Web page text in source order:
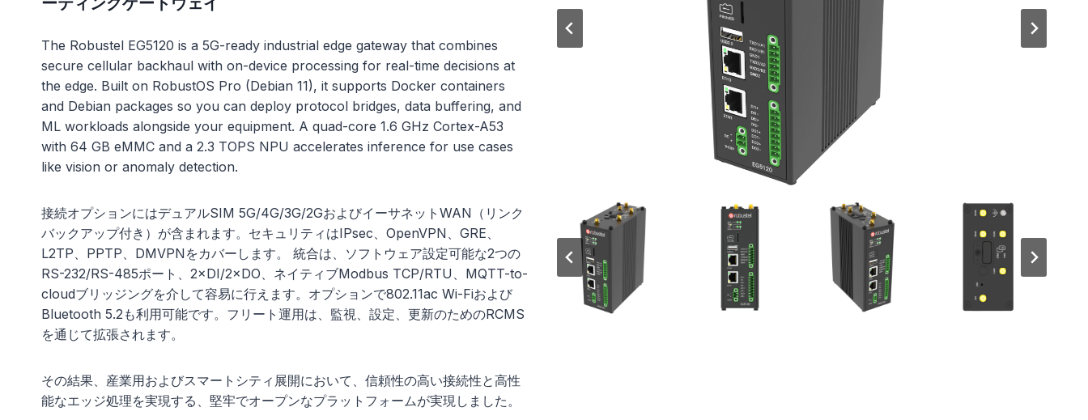
The Robustel EG5120 is a 5G-ready industrial edge gateway that combines
secure cellular backhaul with on-device processing for real-time decisions at
the edge. Built on RobustOS Pro (Debian 11), it supports Docker containers
and Debian packages so you can deploy protocol bridges, data buffering, and
ML workloads alongside your equipment. A quad-core 1.6 GHz Cortex-A53
with 64 GB eMMC and a 2.3 TOPS NPU accelerates inference for use cases
like vision or anomaly detection.
接続オプションにはデュアルSIM 5G/4G/3G/2GおよびイーサネットWAN（リンク
バックアップ付き）が含まれます。セキュリティはIPsec、OpenVPN、GRE、
L2TP、PPTP、DMVPNをカバーします。 統合は、ソフトウェア設定可能な2つの
RS-232/RS-485ポート、2×DI/2×DO、ネイティブModbus TCP/RTU、MQTT-to-
cloudブリッジングを介して容易に行えます。オプションで802.11ac Wi-Fiおよび
Bluetooth 5.2も利用可能です。フリート運用は、監視、設定、更新のためのRCMS
を通じて拡張されます。
その結果、産業用およびスマートシティ展開において、信頼性の高い接続性と高性
能なエッジ処理を実現する、堅牢でオープンなプラットフォームが実現しました。